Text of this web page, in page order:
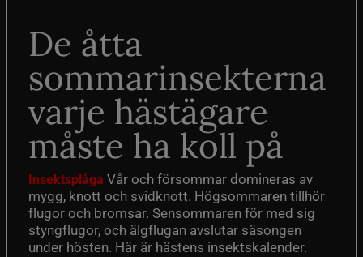
De åtta
sommarinsekterna
varje hästägare
måste ha koll på
Insektsplåga Vår och försommar domineras av
mygg, knott och svidknott. Högsommaren tillhör
flugor och bromsar. Sensommaren för med sig
styngflugor, och älgflugan avslutar säsongen
under hösten. Här är hästens insektskalender.